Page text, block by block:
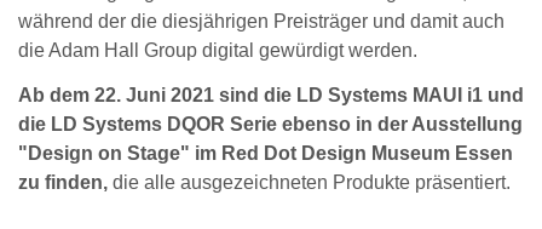
während der die diesjährigen Preisträger und damit auch
die Adam Hall Group digital gewürdigt werden.
Ab dem 22. Juni 2021 sind die LD Systems MAUI i1 und
die LD Systems DQOR Serie ebenso in der Ausstellung
"Design on Stage" im Red Dot Design Museum Essen
zu finden, die alle ausgezeichneten Produkte präsentiert.